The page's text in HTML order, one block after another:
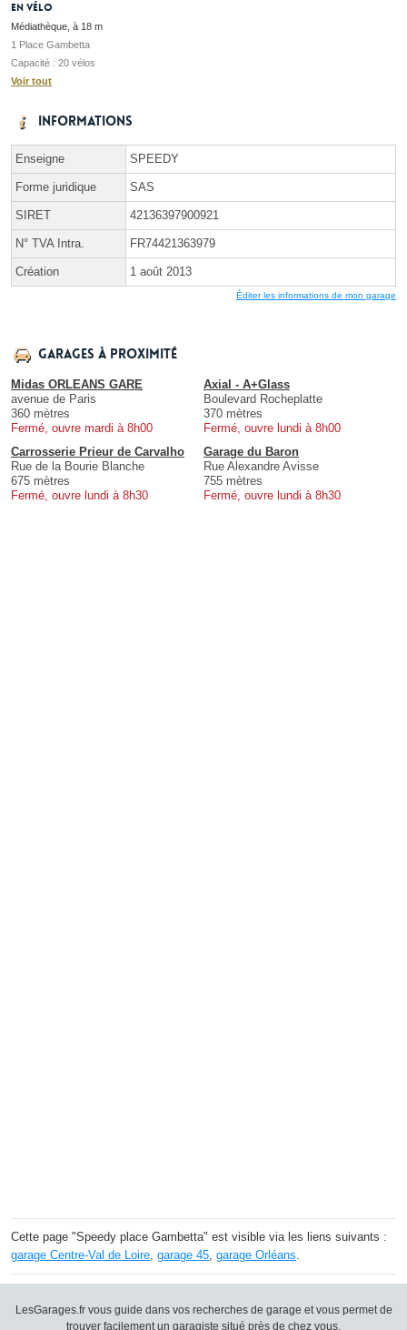
En vélo
Médiathèque, à 18 m
1 Place Gambetta
Capacité : 20 vélos
Voir tout
Informations
Enseigne SPEEDY
Forme juridique SAS
SIRET 42136397900921
N° TVA Intra. FR74421363979
Création 1 août 2013
Éditer les informations de mon garage
Garages à proximité
Midas ORLEANS GARE
avenue de Paris
360 mètres
Fermé, ouvre mardi à 8h00
Axial - A+Glass
Boulevard Rocheplatte
370 mètres
Fermé, ouvre lundi à 8h00
Carrosserie Prieur de Carvalho
Rue de la Bourie Blanche
675 mètres
Fermé, ouvre lundi à 8h30
Garage du Baron
Rue Alexandre Avisse
755 mètres
Fermé, ouvre lundi à 8h30
Cette page "Speedy place Gambetta" est visible via les liens suivants :
garage Centre-Val de Loire, garage 45, garage Orléans.
LesGarages.fr vous guide dans vos recherches de garage et vous permet de
trouver facilement un garagiste situé près de chez vous.